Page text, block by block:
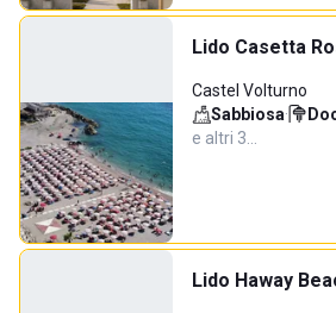
Lido Casetta
Castel Volturno
Sabbiosa·
e altri 3…
Lido Haway